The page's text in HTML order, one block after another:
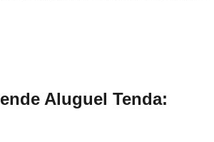
Aluguel Tenda: